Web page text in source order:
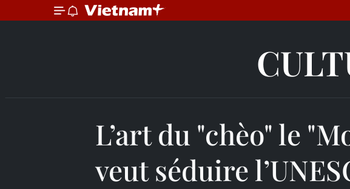
L’art du "chèo" le
veut séduire